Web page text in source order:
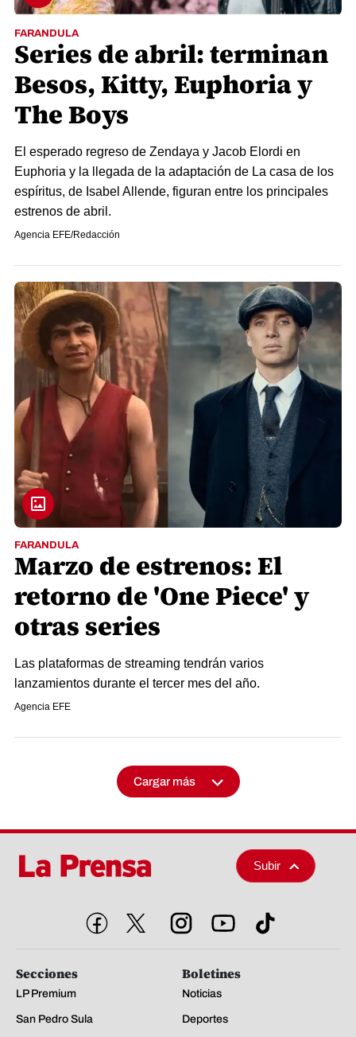
FARANDULA
Series de abril: terminan
Besos, Kitty, Euphoria y
The Boys
El esperado regreso de Zendaya y Jacob Elordi en
Euphoria y la llegada de la adaptación de La casa de los
espíritus, de Isabel Allende, figuran entre los principales
estrenos de abril.
Agencia EFE/Redacción
FARANDULA
Marzo de estrenos: El
retorno de 'One Piece' y
otras series
Las plataformas de streaming tendrán varios
lanzamientos durante el tercer mes del año.
Agencia EFE
Cargar más
Subir
Secciones
LP Premium
San Pedro Sula
Boletines
Noticias
Deportes